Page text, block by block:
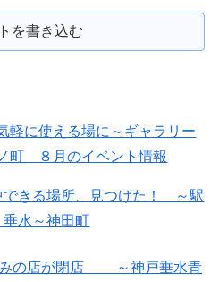
を書き込む
軽に使える場に～ギャラリー
町 ８月のイベント情報
できる場所、見つけた！ ～駅
水～神田町
みの店が閉店 ～神戸垂水青